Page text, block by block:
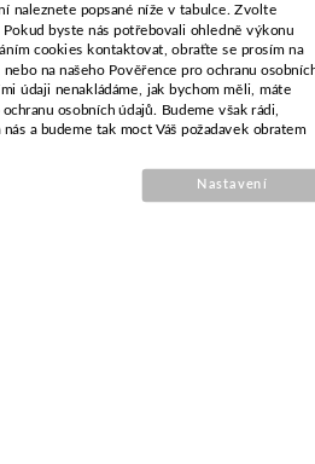
51BO, 51T, 51TC, NC51,
hvězda
děr-7,9 mm
naleznete popsané níže v tabulce. Zvolte
byste nás potřebovali ohledně výkonu
cookies kontaktovat, obraťte se prosím na
na našeho Pověřence pro ochranu
údaji nenakládáme, jak bychom měli, máte
osobních údajů. Budeme však rádi,
a budeme tak moct Váš požadavek obratem
Nastavení